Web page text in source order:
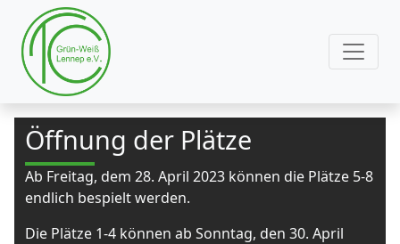
Öffnung der Plätze
Ab Freitag, dem 28. April 2023 können die Plätze 5-8
endlich bespielt werden.
Die Plätze 1-4 können ab Sonntag, den 30. April